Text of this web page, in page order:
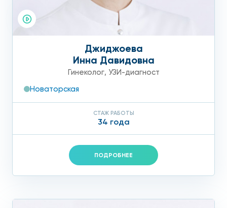
Джиджоева
Инна Давидовна
Гинеколог, УЗИ-диагност
Новаторская
СТАЖ РАБОТЫ
34 года
ПОДРОБНЕЕ